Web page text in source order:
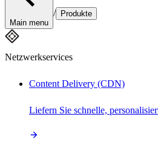
Main menu
/ Produkte
Netzwerkservices
Content Delivery (CDN)
Liefern Sie schnelle,